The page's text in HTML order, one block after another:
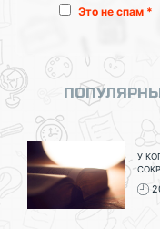
Это не спам *
У